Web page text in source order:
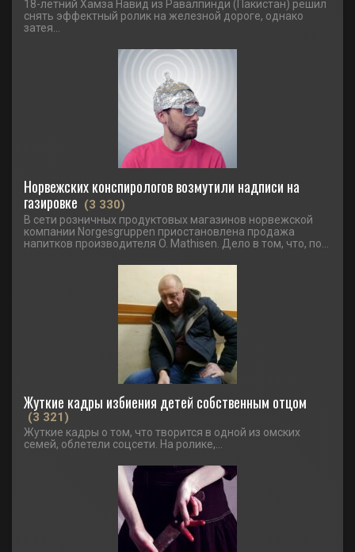
18-летний Хамза Навид из Равалпинди (Пакистан) решил
снять эффектный ролик на железной дороге, однако
затея...
Норвежских конспирологов возмутили надписи на
газировке (3 330)
В сети розничных продуктовых магазинов норвежской
компании Norgesgruppen приостановлена продажа
напитков производителя O. Mathisen. Дело в том, что, по...
Жуткие кадры избиения детей собственным отцом
(3 321)
Жуткие кадры о том, что творится в одной из омских
семей, облетели соцсети. На ролике,...